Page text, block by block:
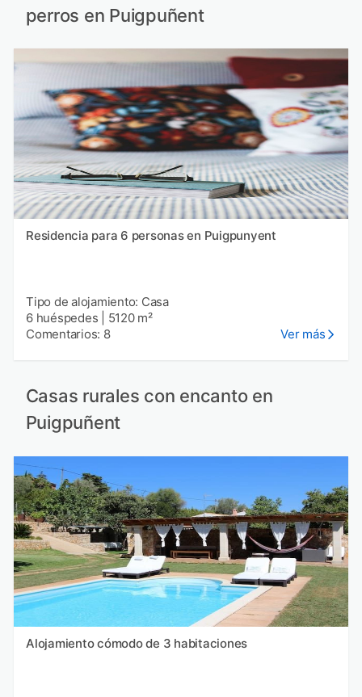
perros en Puigpuñent
Residencia para 6 personas en Puigpunyent
Tipo de alojamiento: Casa
6 huéspedes
5120 m²
Comentarios: 8
Ver más
Casas rurales con encanto en
Puigpuñent
Alojamiento cómodo de 3 habitaciones